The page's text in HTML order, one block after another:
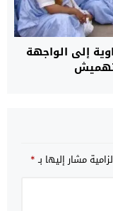
إلى الواجهة
مشار إليها بـ*